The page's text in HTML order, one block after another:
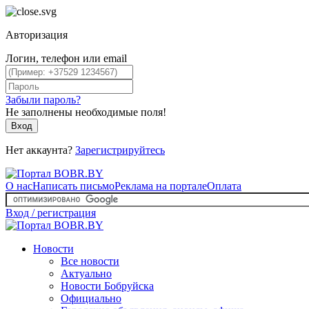
Авторизация
Логин, телефон или email
Забыли пароль?
Не заполнены необходимые поля!
Вход
Нет аккаунта? Зарегистрируйтесь
О насНаписать письмоРеклама на порталеОплата
Вход / регистрация
Новости
Все новости
Актуально
Новости Бобруйска
Официально